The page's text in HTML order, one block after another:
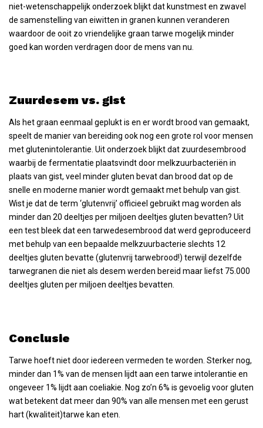
niet-wetenschappelijk onderzoek blijkt dat kunstmest en zwavel
de samenstelling van eiwitten in granen kunnen veranderen
waardoor de ooit zo vriendelijke graan tarwe mogelijk minder
goed kan worden verdragen door de mens van nu.
Zuurdesem vs. gist
Als het graan eenmaal geplukt is en er wordt brood van gemaakt,
speelt de manier van bereiding ook nog een grote rol voor mensen
met glutenintolerantie. Uit onderzoek blijkt dat zuurdesembrood
waarbij de fermentatie plaatsvindt door melkzuurbacteriën in
plaats van gist, veel minder gluten bevat dan brood dat op de
snelle en moderne manier wordt gemaakt met behulp van gist.
Wist je dat de term ‘glutenvrij’ officieel gebruikt mag worden als
minder dan 20 deeltjes per miljoen deeltjes gluten bevatten? Uit
een test bleek dat een tarwedesembrood dat werd geproduceerd
met behulp van een bepaalde melkzuurbacterie slechts 12
deeltjes gluten bevatte (glutenvrij tarwebrood!) terwijl dezelfde
tarwegranen die niet als desem werden bereid maar liefst 75.000
deeltjes gluten per miljoen deeltjes bevatten.
Conclusie
Tarwe hoeft niet door iedereen vermeden te worden. Sterker nog,
minder dan 1% van de mensen lijdt aan een tarwe intolerantie en
ongeveer 1% lijdt aan coeliakie. Nog zo’n 6% is gevoelig voor gluten
wat betekent dat meer dan 90% van alle mensen met een gerust
hart (kwaliteit)tarwe kan eten.